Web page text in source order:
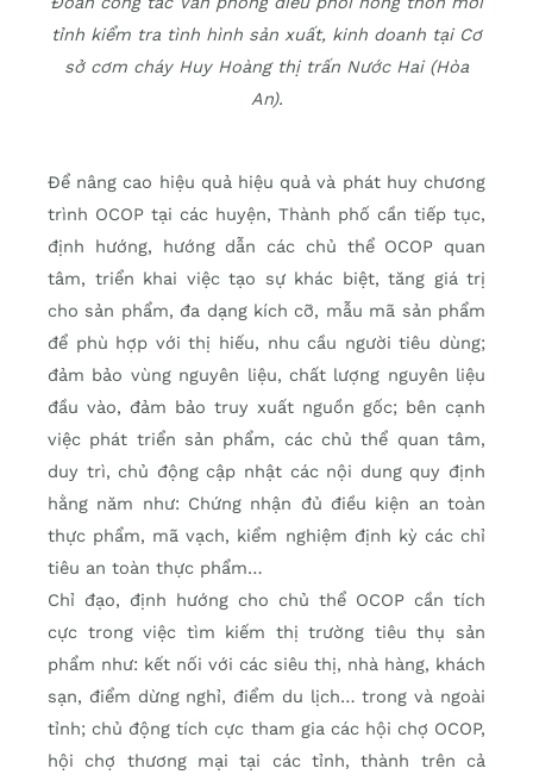
tỉnh kiểm tra tình hình sản xuất, kinh doanh tại Cơ
sở cơm cháy Huy Hoàng thị trấn Nước Hai (Hòa
An).
Để nâng cao hiệu quả hiệu quả và phát huy chương
trình OCOP tại các huyện, Thành phố cần tiếp tục,
định hướng, hướng dẫn các chủ thể OCOP quan
tâm, triển khai việc tạo sự khác biệt, tăng giá trị
cho sản phẩm, đa dạng kích cỡ, mẫu mã sản phẩm
để phù hợp với thị hiếu, nhu cầu người tiêu dùng;
đảm bảo vùng nguyên liệu, chất lượng nguyên liệu
đầu vào, đảm bảo truy xuất nguồn gốc; bên cạnh
việc phát triển sản phẩm, các chủ thể quan tâm,
duy trì, chủ động cập nhật các nội dung quy định
hằng năm như: Chứng nhận đủ điều kiện an toàn
thực phẩm, mã vạch, kiểm nghiệm định kỳ các chỉ
tiêu an toàn thực phẩm…
Chỉ đạo, định hướng cho chủ thể OCOP cần tích
cực trong việc tìm kiếm thị trường tiêu thụ sản
phẩm như: kết nối với các siêu thị, nhà hàng, khách
sạn, điểm dừng nghỉ, điểm du lịch… trong và ngoài
tỉnh; chủ động tích cực tham gia các hội chợ OCOP,
hội chợ thương mại tại các tỉnh, thành trên cả